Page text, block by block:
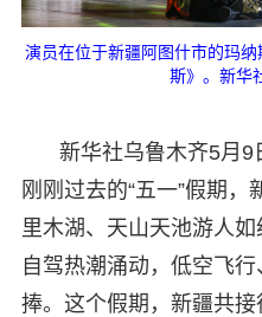
演员在位于新疆阿图什市的玛
斯》。新华
新华社乌鲁木齐5月9
刚刚过去的“五一”假期
里木湖、天山天池游人
自驾热潮涌动，低空飞
捧。这个假期，新疆共